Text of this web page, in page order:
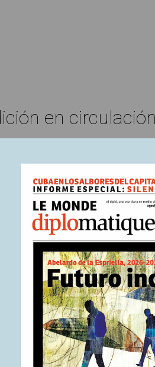
6 mayo, 2024 Escrito por:
Gran salto
ambiental
Desencadenada por la
de los tractores” en
Para controlar la protesta,
agrícolas más
soberanía alimentaria.
route=product/
en circulación